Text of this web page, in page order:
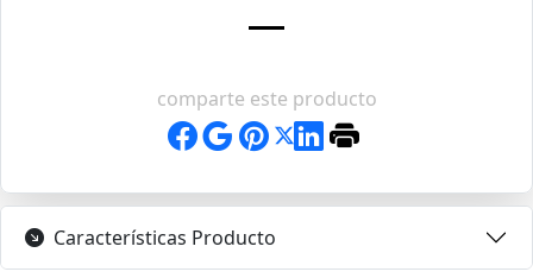
comparte este producto
Características Producto